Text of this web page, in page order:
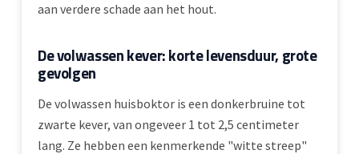
aan verdere schade aan het hout.
De volwassen kever: korte levensduur, grote
gevolgen
De volwassen huisboktor is een donkerbruine tot
zwarte kever, van ongeveer 1 tot 2,5 centimeter
lang. Ze hebben een kenmerkende "witte streep"